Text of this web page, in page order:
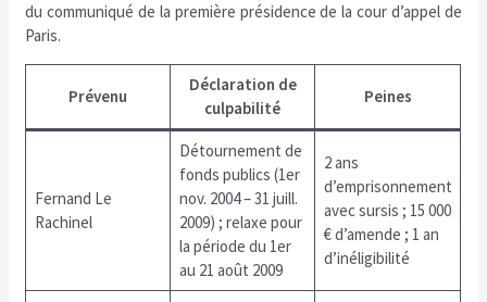
du communiqué de la première présidence de la cour d’appel de
Paris.
Prévenu
Déclaration de
culpabilité
Peines
Fernand Le
Rachinel
Détournement de
fonds publics (1er
nov. 2004 – 31 juill.
2009) ; relaxe pour
la période du 1er
au 21 août 2009
2 ans
d’emprisonnement
avec sursis ; 15 000
€ d’amende ; 1 an
d’inéligibilité